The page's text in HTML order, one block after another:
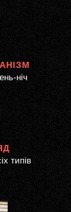
ніч
типів